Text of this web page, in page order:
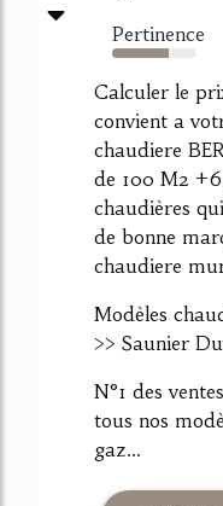
Pertinence
67%
Calculer le
convient a
chaudiere
de 100 M2
chaudières
de bonne
chaudiere
Modèles
>> Saunier
N°1 des
tous nos
gaz...